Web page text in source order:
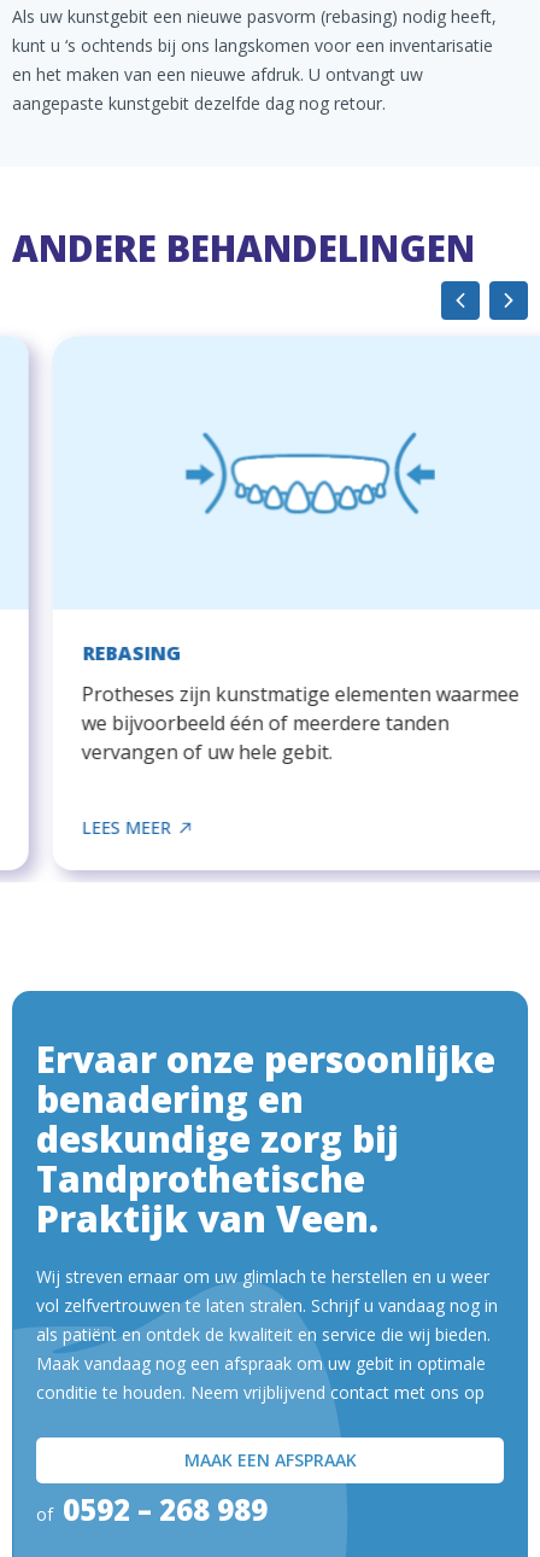
Als uw kunstgebit een nieuwe pasvorm (rebasing) nodig heeft,
kunt u ‘s ochtends bij ons langskomen voor een inventarisatie
en het maken van een nieuwe afdruk. U ontvangt uw
aangepaste kunstgebit dezelfde dag nog retour.
ANDERE BEHANDELINGEN
REBASING
Protheses zijn kunstmatige elementen waarmee
we bijvoorbeeld één of meerdere tanden
vervangen of uw hele gebit.
LEES MEER
Ervaar onze persoonlijke
benadering en
deskundige zorg bij
Tandprothetische
Praktijk van Veen.
Wij streven ernaar om uw glimlach te herstellen en u weer
vol zelfvertrouwen te laten stralen. Schrijf u vandaag nog in
als patiënt en ontdek de kwaliteit en service die wij bieden.
Maak vandaag nog een afspraak om uw gebit in optimale
conditie te houden. Neem vrijblijvend contact met ons op
MAAK EEN AFSPRAAK
of 0592 – 268 989